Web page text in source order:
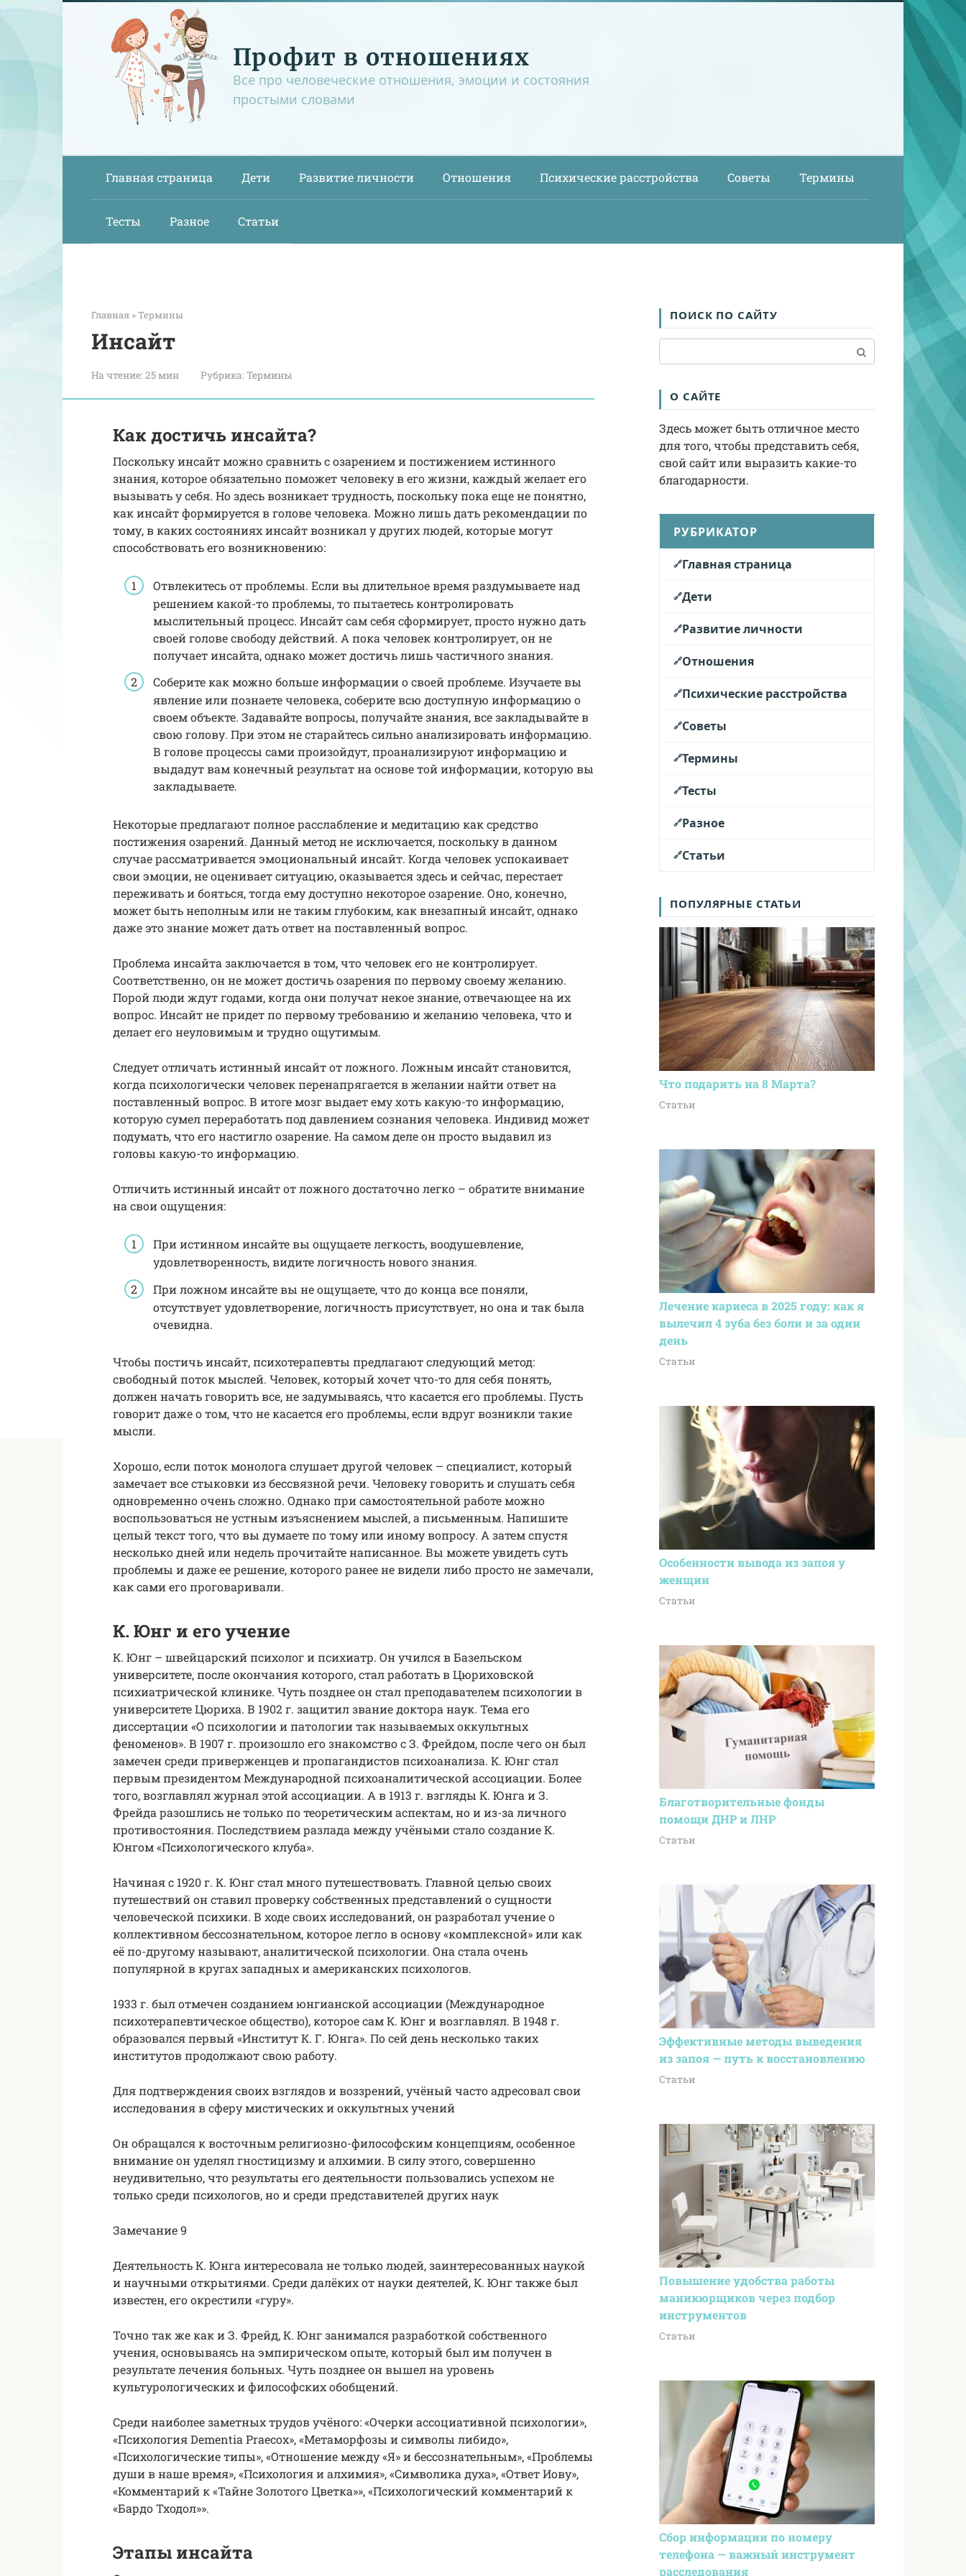
Перейти
Профит в отношениях
Все про человеческие отношения, эмоции и состояния
простыми словами
Главная страница Дети Развитие личности Отношения Психические расстройства Советы Термины
Тесты Разное Статьи
Главная »Термины
Инсайт
На чтение:25 мин Рубрика:Термины
Как достичь инсайта?
Поскольку инсайт можно сравнить с озарением и постижением истинного
знания, которое обязательно поможет человеку в его жизни, каждый желает его
вызывать у себя. Но здесь возникает трудность, поскольку пока еще не понятно,
как инсайт формируется в голове человека. Можно лишь дать рекомендации по
тому, в каких состояниях инсайт возникал у других людей, которые могут
способствовать его возникновению:
Отвлекитесь от проблемы. Если вы длительное время раздумываете над
решением какой-то проблемы, то пытаетесь контролировать
мыслительный процесс. Инсайт сам себя сформирует, просто нужно дать
своей голове свободу действий. А пока человек контролирует, он не
получает инсайта, однако может достичь лишь частичного знания.
Соберите как можно больше информации о своей проблеме. Изучаете вы
явление или познаете человека, соберите всю доступную информацию о
своем объекте. Задавайте вопросы, получайте знания, все закладывайте в
свою голову. При этом не старайтесь сильно анализировать информацию.
В голове процессы сами произойдут, проанализируют информацию и
выдадут вам конечный результат на основе той информации, которую вы
закладываете.
Некоторые предлагают полное расслабление и медитацию как средство
постижения озарений. Данный метод не исключается, поскольку в данном
случае рассматривается эмоциональный инсайт. Когда человек успокаивает
свои эмоции, не оценивает ситуацию, оказывается здесь и сейчас, перестает
переживать и бояться, тогда ему доступно некоторое озарение. Оно, конечно,
может быть неполным или не таким глубоким, как внезапный инсайт, однако
даже это знание может дать ответ на поставленный вопрос.
Проблема инсайта заключается в том, что человек его не контролирует.
Соответственно, он не может достичь озарения по первому своему желанию.
Порой люди ждут годами, когда они получат некое знание, отвечающее на их
вопрос. Инсайт не придет по первому требованию и желанию человека, что и
делает его неуловимым и трудно ощутимым.
Следует отличать истинный инсайт от ложного. Ложным инсайт становится,
когда психологически человек перенапрягается в желании найти ответ на
поставленный вопрос. В итоге мозг выдает ему хоть какую-то информацию,
которую сумел переработать под давлением сознания человека. Индивид может
подумать, что его настигло озарение. На самом деле он просто выдавил из
головы какую-то информацию.
Отличить истинный инсайт от ложного достаточно легко – обратите внимание
на свои ощущения:
При истинном инсайте вы ощущаете легкость, воодушевление,
удовлетворенность, видите логичность нового знания.
При ложном инсайте вы не ощущаете, что до конца все поняли,
отсутствует удовлетворение, логичность присутствует, но она и так была
очевидна.
Чтобы постичь инсайт, психотерапевты предлагают следующий метод:
свободный поток мыслей. Человек, который хочет что-то для себя понять,
должен начать говорить все, не задумываясь, что касается его проблемы. Пусть
говорит даже о том, что не касается его проблемы, если вдруг возникли такие
мысли.
Хорошо, если поток монолога слушает другой человек – специалист, который
замечает все стыковки из бессвязной речи. Человеку говорить и слушать себя
одновременно очень сложно. Однако при самостоятельной работе можно
воспользоваться не устным изъяснением мыслей, а письменным. Напишите
целый текст того, что вы думаете по тому или иному вопросу. А затем спустя
несколько дней или недель прочитайте написанное. Вы можете увидеть суть
проблемы и даже ее решение, которого ранее не видели либо просто не замечали,
как сами его проговаривали.
К. Юнг и его учение
К. Юнг – швейцарский психолог и психиатр. Он учился в Базельском
университете, после окончания которого, стал работать в Цюриховской
психиатрической клинике. Чуть позднее он стал преподавателем психологии в
университете Цюриха. В 1902 г. защитил звание доктора наук. Тема его
диссертации «О психологии и патологии так называемых оккультных
феноменов». В 1907 г. произошло его знакомство с З. Фрейдом, после чего он был
замечен среди приверженцев и пропагандистов психоанализа. К. Юнг стал
первым президентом Международной психоаналитической ассоциации. Более
того, возглавлял журнал этой ассоциации. А в 1913 г. взгляды К. Юнга и З.
Фрейда разошлись не только по теоретическим аспектам, но и из-за личного
противостояния. Последствием разлада между учёными стало создание К.
Юнгом «Психологического клуба».
Начиная с 1920 г. К. Юнг стал много путешествовать. Главной целью своих
путешествий он ставил проверку собственных представлений о сущности
человеческой психики. В ходе своих исследований, он разработал учение о
коллективном бессознательном, которое легло в основу «комплексной» или как
её по-другому называют, аналитической психологии. Она стала очень
популярной в кругах западных и американских психологов.
1933 г. был отмечен созданием юнгианской ассоциации (Международное
психотерапевтическое общество), которое сам К. Юнг и возглавлял. В 1948 г.
образовался первый «Институт К. Г. Юнга». По сей день несколько таких
институтов продолжают свою работу.
Для подтверждения своих взглядов и воззрений, учёный часто адресовал свои
исследования в сферу мистических и оккультных учений
Он обращался к восточным религиозно-философским концепциям, особенное
внимание он уделял гностицизму и алхимии. В силу этого, совершенно
неудивительно, что результаты его деятельности пользовались успехом не
только среди психологов, но и среди представителей других наук
Замечание 9
Деятельность К. Юнга интересовала не только людей, заинтересованных наукой
и научными открытиями. Среди далёких от науки деятелей, К. Юнг также был
известен, его окрестили «гуру».
Точно так же как и З. Фрейд, К. Юнг занимался разработкой собственного
учения, основываясь на эмпирическом опыте, который был им получен в
результате лечения больных. Чуть позднее он вышел на уровень
культурологических и философских обобщений.
Среди наиболее заметных трудов учёного: «Очерки ассоциативной психологии»,
«Психология Dementia Praecox», «Метаморфозы и символы либидо»,
«Психологические типы», «Отношение между «Я» и бессознательным», «Проблемы
души в наше время», «Психология и алхимия», «Символика духа», «Ответ Иову»,
«Комментарий к «Тайне Золотого Цветка»», «Психологический комментарий к
«Бардо Тходол»».
Этапы инсайта
ПОИСК ПО САЙТУ
О САЙТЕ
Здесь может быть отличное место
для того, чтобы представить себя,
свой сайт или выразить какие-то
благодарности.
РУБРИКАТОР
Главная страница
Дети
Развитие личности
Отношения
Психические расстройства
Советы
Термины
Тесты
Разное
Статьи
ПОПУЛЯРНЫЕ СТАТЬИ
Что подарить на 8 Марта?
Статьи
Лечение кариеса в 2025 году: как я
вылечил 4 зуба без боли и за один
день
Статьи
Особенности вывода из запоя у
женщин
Статьи
Благотворительные фонды
помощи ДНР и ЛНР
Статьи
Эффективные методы выведения
из запоя — путь к восстановлению
Статьи
Повышение удобства работы
маникюрщиков через подбор
инструментов
Статьи
Сбор информации по номеру
телефона — важный инструмент
расследования